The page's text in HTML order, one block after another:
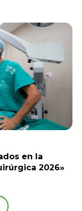
en la
2026»